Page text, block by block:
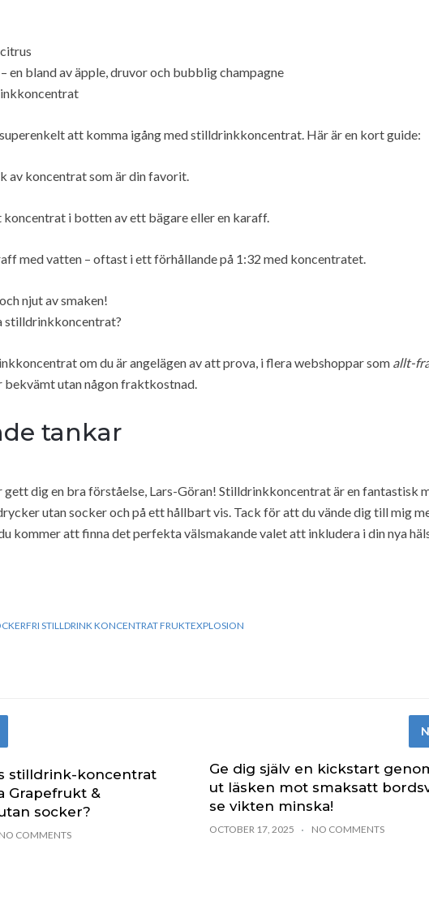
en bland av äpple, druvor och bubblig champagne
att komma igång med stilldrinkkoncentrat. Här är en kort guide:
av koncentrat som är din favorit.
koncentrat i botten av ett bägare eller en karaff.
med vatten – oftast i ett förhållande på 1:32 med koncentratet.
njut av smaken!
stilldrinkkoncentrat?
om du är angelägen av att prova, i flera webshoppar som allt-
bekvämt utan någon fraktkostnad.
tankar
gett dig en bra förståelse, Lars-Göran! Stilldrinkkoncentrat är en fantastisk
utan socker och på ett hållbart vis. Tack för att du vände dig till mig
kommer att finna det perfekta välsmakande valet att inkludera i din nya
STILLDRINK KONCENTRAT FRUKTEXPLOSION
stilldrink-koncentrat
Grapefrukt &
socker?
NO COMMENTS
Ge dig själv en kickstart
ut läsken mot smaksatt
se vikten minska!
OCTOBER 17, 2025 NO COMMENTS